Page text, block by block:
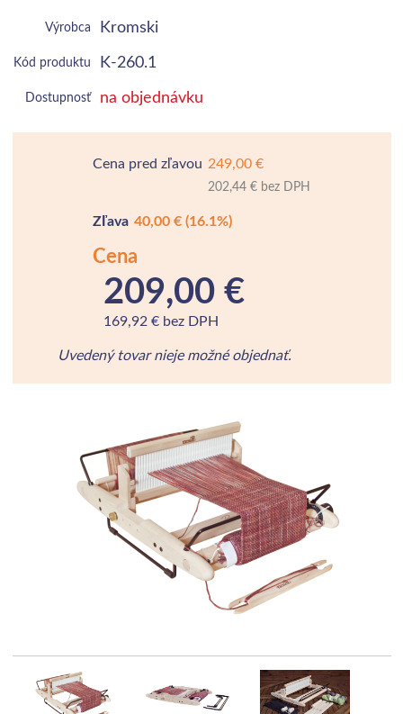
Výrobca Kromski
Kód produktu K-260.1
Dostupnosť na objednávku
Cena pred zľavou 249,00 €
202,44 € bez DPH
Zľava 40,00 € (16.1%)
Cena
209,00 €
169,92 € bez DPH
Uvedený tovar nieje možné objednať.